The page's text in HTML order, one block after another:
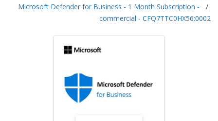
Microsoft Defender for Business - 1 Month Subscription -
commercial - CFQ7TTC0HX56:0002